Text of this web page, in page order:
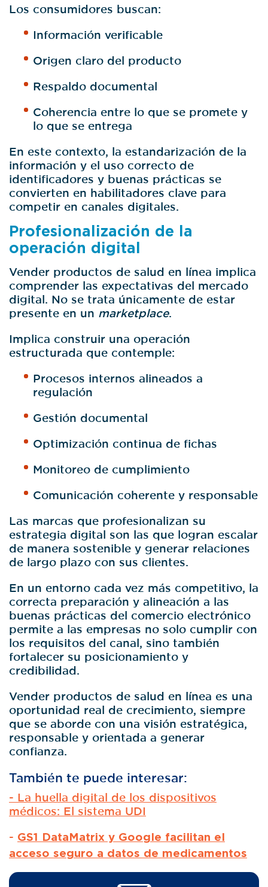
Los consumidores buscan:
Información verificable
Origen claro del producto
Respaldo documental
Coherencia entre lo que se promete y
lo que se entrega
En este contexto, la estandarización de la
información y el uso correcto de
identificadores y buenas prácticas se
convierten en habilitadores clave para
competir en canales digitales.
Profesionalización de la
operación digital
Vender productos de salud en línea implica
comprender las expectativas del mercado
digital. No se trata únicamente de estar
presente en un
marketplace.
Implica construir una operación
estructurada que contemple:
Procesos internos alineados a
regulación
Gestión documental
Optimización continua de fichas
Monitoreo de cumplimiento
Comunicación coherente y responsable
Las marcas que profesionalizan su
estrategia digital son las que logran escalar
de manera sostenible y generar relaciones
de largo plazo con sus clientes.
En un entorno cada vez más competitivo, la
correcta preparación y alineación a las
buenas prácticas del comercio electrónico
permite a las empresas no solo cumplir con
los requisitos del canal, sino también
fortalecer su posicionamiento y
credibilidad.
Vender productos de salud en línea es una
oportunidad real de crecimiento, siempre
que se aborde con una visión estratégica,
responsable y orientada a generar
confianza.
También te puede interesar:
- La huella digital de los dispositivos
médicos: El sistema UDI
GS1 DataMatrix y Google facilitan el
acceso seguro a datos de medicamentos